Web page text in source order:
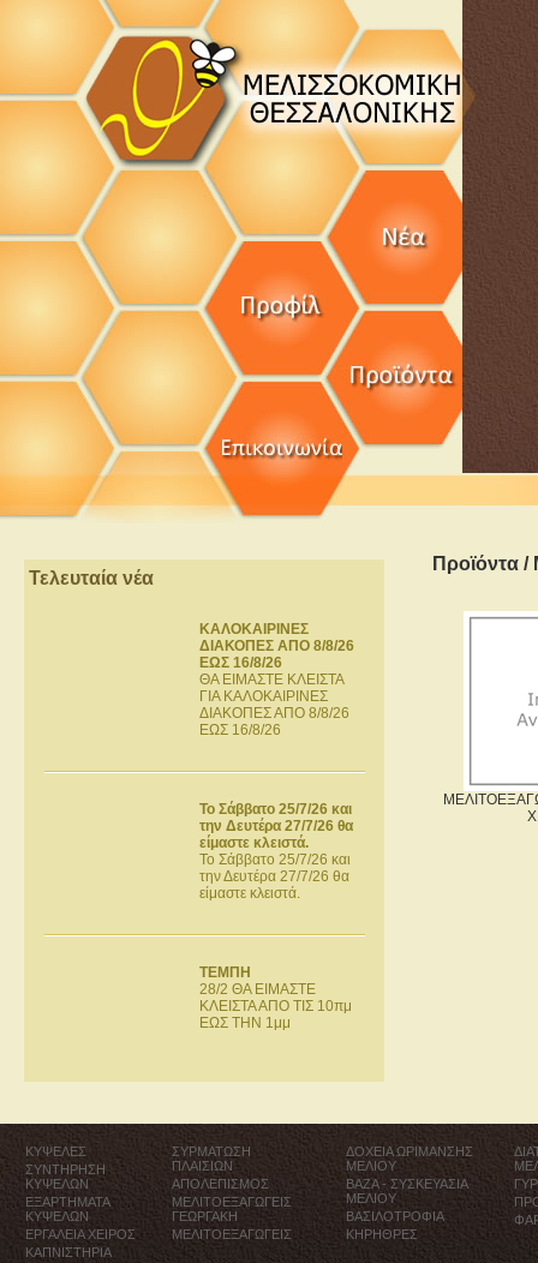
Τελευταία νέα
ΚΑΛΟΚΑΙΡΙΝΕΣ
ΔΙΑΚΟΠΕΣ ΑΠΟ 8/8/26
ΕΩΣ 16/8/26
ΘΑ ΕΙΜΑΣΤΕ ΚΛΕΙΣΤΑ
ΓΙΑ ΚΑΛΟΚΑΙΡΙΝΕΣ
ΔΙΑΚΟΠΕΣ ΑΠΟ 8/8/26
ΕΩΣ 16/8/26
Το Σάββατο 25/7/26 και
την Δευτέρα 27/7/26 θα
είμαστε κλειστά.
Το Σάββατο 25/7/26 και
την Δευτέρα 27/7/26 θα
είμαστε κλειστά.
ΤΕΜΠΗ
28/2 ΘΑ ΕΙΜΑΣΤΕ
ΚΛΕΙΣΤΑ ΑΠΟ ΤΙΣ 10πμ
ΕΩΣ ΤΗΝ 1μμ
Προϊόντα /
ΚΥΨΕΛΕΣ
ΣΥΝΤΗΡΗΣΗ
ΚΥΨΕΛΩΝ
ΕΞΑΡΤΗΜΑΤΑ
ΚΥΨΕΛΩΝ
ΕΡΓΑΛΕΙΑ ΧΕΙΡΟΣ
ΚΑΠΝΙΣΤΗΡΙΑ
ΣΥΡΜΑΤΩΣΗ
ΠΛΑΙΣΙΩΝ
ΑΠΟΛΕΠΙΣΜΟΣ
ΜΕΛΙΤΟΕΞΑΓΩΓΕΙΣ
ΓΕΩΡΓΑΚΗ
ΜΕΛΙΤΟΕΞΑΓΩΓΕΙΣ
ΔΟΧΕΙΑ ΩΡΙΜΑΝΣΗΣ
ΜΕΛΙΟΥ
ΒΑΖΑ - ΣΥΣΚΕΥΑΣΙΑ
ΜΕΛΙΟΥ
ΒΑΣΙΛΟΤΡΟΦΙΑ
ΚΗΡΗΘΡΕΣ